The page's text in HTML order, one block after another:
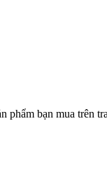
phẩm bạn mua